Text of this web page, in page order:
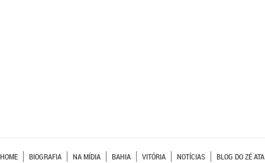
HOME BIOGRAFIA NA MÍDIA BAHIA VITÓRIA NOTÍCIAS BLOG DO ZÉ